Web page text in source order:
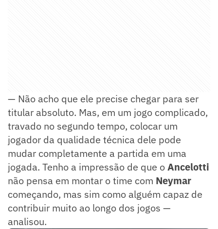
— Não acho que ele precise chegar para ser
titular absoluto. Mas, em um jogo complicado,
travado no segundo tempo, colocar um
jogador da qualidade técnica dele pode
mudar completamente a partida em uma
jogada. Tenho a impressão de que oAncelotti
não pensa em montar o time com Neymar
começando, mas sim como alguém capaz de
contribuir muito ao longo dos jogos —
analisou.